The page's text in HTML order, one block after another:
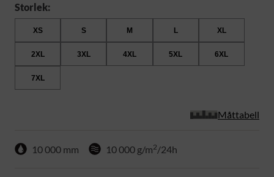
Storlek:
XS S M L XL
2XL 3XL 4XL 5XL 6XL
7XL
Måttabell
10 000 mm 10 000 g/m2/24h